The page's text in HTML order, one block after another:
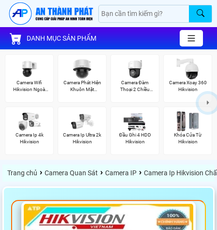
DANH MỤC SẢN PHẨM
Camera Wifi
Hikvision Ngoài
Camera Phát Hiện
Khuôn Mặt
Camera Đàm
Thoại 2 Chiều
Camera Xoay 360
Hikvision
Camera Ip 4k
Hikvision
Camera Ip Ultra 2k
Hikvision
Đầu Ghi 4 HDD
Hikvision
Khóa Cửa Từ
Hikvision
Trang chủ › Camera Quan Sát › Camera IP › Camera Ip Hikvision